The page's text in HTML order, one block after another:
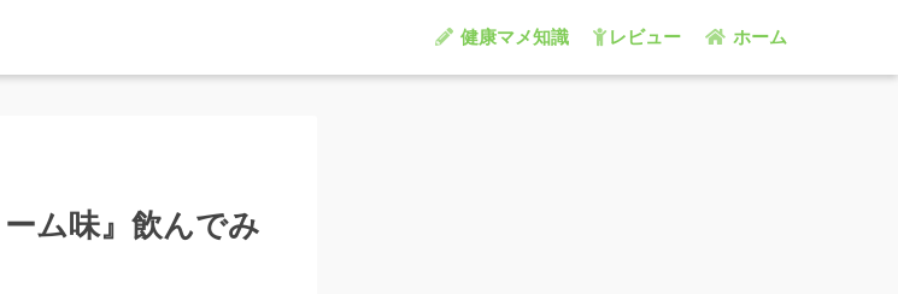
健康マメ知識 レビュー ホーム
ム味』飲んでみ